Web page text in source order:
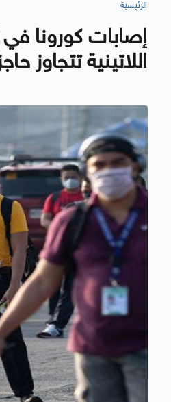
الرئيسية
إصابات كورونا في
اللاتينية تتجاوز